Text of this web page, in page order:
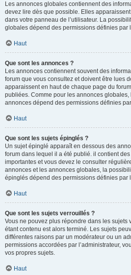
Les annonces globales contiennent des
devez lire dès que possible. Elles
dans votre panneau de l’utilisateur. La
globales dépend des permissions définies par
Haut
Que sont les annonces ?
Les annonces contiennent souvent des
forum que vous consultez et doivent être lues
apparaissent en haut de chaque page du
publiées. Comme pour les annonces
annonces dépend des permissions définies
Haut
Que sont les sujets épinglés ?
Un sujet épinglé apparaît en dessous des
forum dans lequel il a été publié. il contient
importantes et vous devez le consulter
annonces et les annonces globales, la
épinglés dépend des permissions définies par
Haut
Que sont les sujets verrouillés ?
Vous ne pouvez plus répondre dans les sujets
étant contenu est alors terminé. Les sujets
différentes raisons par un modérateur ou un
permissions accordées par l’administrateur,
vos propres sujets.
Haut